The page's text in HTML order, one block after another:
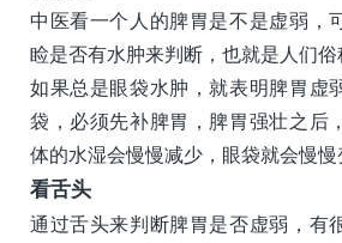
中医看一个人的脾胃是不是虚弱，
睑是否有水肿来判断，也就是人们俗
如果总是眼袋水肿，就表明脾胃虚
袋，必须先补脾胃，脾胃强壮之后
体的水湿会慢慢减少，眼袋就会慢慢
看舌头
通过舌头来判断脾胃是否虚弱，有